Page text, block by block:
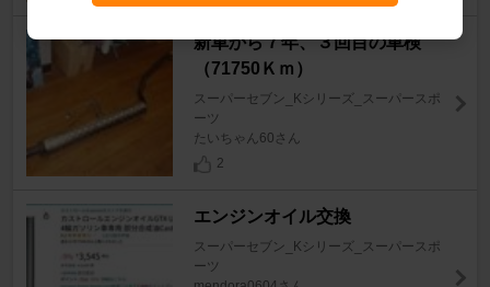
新車から７年、３回目の車検
（71750Ｋｍ）
スーパーセブン_Kシリーズ_スーパースポ
ーツ
たいちゃん60さん
2
エンジンオイル交換
スーパーセブン_Kシリーズ_スーパースポ
ーツ